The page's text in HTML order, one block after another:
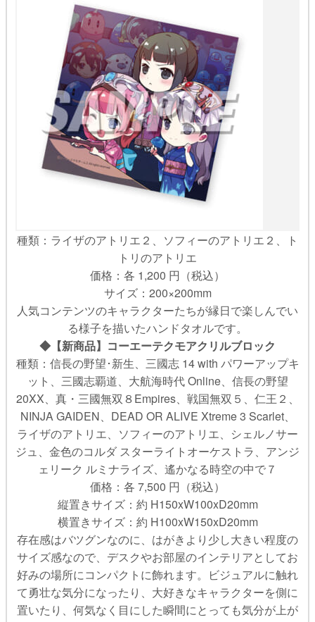
種類：ライザのアトリエ２、ソフィーのアトリエ２、ト
トリのアトリエ
価格：各 1,200 円（税込）
サイズ：200×200mm
人気コンテンツのキャラクターたちが縁日で楽しんでい
る様子を描いたハンドタオルです。
◆【新商品】コーエーテクモアクリルブロック
種類：信長の野望･新生、三國志 14 with パワーアップキ
ット、三國志覇道、大航海時代 Online、信長の野望
20XX、真・三國無双８Empires、戦国無双５、仁王２、
NINJA GAIDEN、DEAD OR ALIVE Xtreme 3 Scarlet、
ライザのアトリエ、ソフィーのアトリエ、シェルノサー
ジュ、金色のコルダ スターライトオーケストラ、アンジ
ェリーク ルミナライズ、遙かなる時空の中で７
価格：各 7,500 円（税込）
縦置きサイズ：約 H150xW100xD20mm
横置きサイズ：約 H100xW150xD20mm
存在感はバツグンなのに、はがきより少し大きい程度の
サイズ感なので、デスクやお部屋のインテリアとしてお
好みの場所にコンパクトに飾れます。ビジュアルに触れ
て勇壮な気分になったり、大好きなキャラクターを側に
置いたり、何気なく目にした瞬間にとっても気分が上が